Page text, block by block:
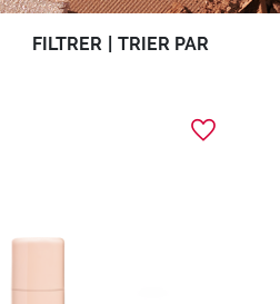
FILTRER TRIER PAR